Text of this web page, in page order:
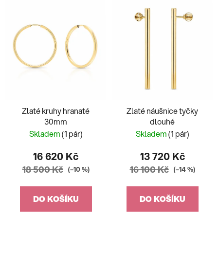
Zlaté kruhy hranaté
30mm
Skladem(1 pár)
16 620 Kč
18 500 Kč (–10 %)
DO KOŠÍKU
Zlaté náušnice tyčky
dlouhé
Skladem(1 pár)
13 720 Kč
16 100 Kč (–14 %)
DO KOŠÍKU